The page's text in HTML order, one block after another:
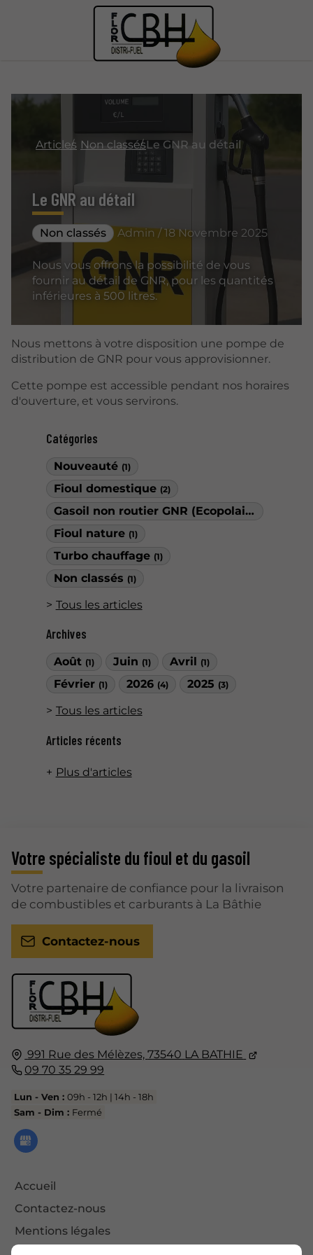
Catégories
Nouveauté (1)
Fioul domestique (2)
Gasoil non routier GNR (Ecopolaire)
Fioul nature (1)
Turbo chauffage (1)
Non classés (1)
Tous les articles
Archives
Août (1) Juin (1) Avril (1)
Février (1) 2026 (4) 2025 (3)
Tous les articles
Articles récents
Plus d'articles
Articles Non classésLe GNR au détail
Le GNR au détail
Non classés Admin / 18 Novembre 2025
Nous vous offrons la possibilité de vous
fournir au détail de GNR, pour les quantités
inférieures à 500 litres.
Nous mettons à votre disposition une pompe de
distribution de GNR pour vous approvisionner.
Cette pompe est accessible pendant nos horaires
d'ouverture, et vous servirons.
991 Rue des Mélèzes,73540 LA BATHIE
09 70 35 29 99
Lun - Ven :09h - 12h | 14h - 18h
Sam - Dim : Fermé
Accueil
Contactez-nous
Mentions légales
Votre spécialiste du fioul et du gasoil
Votre partenaire de confiance pour la livraison
de combustibles et carburants à La Bâthie
Contactez-nous